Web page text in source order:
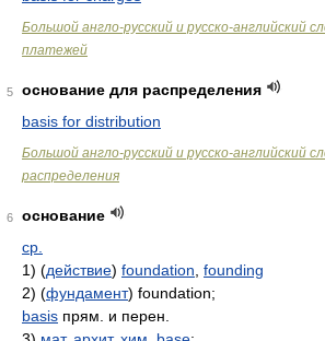
Большой англо-русский и русско-английский
платежей
5
основание для распределения
basis for distribution
Большой англо-русский и русско-английский
распределения
6
основание
ср.
1) (действие) foundation founding
2) (фундамент) foundation;
basis прям. и перен.